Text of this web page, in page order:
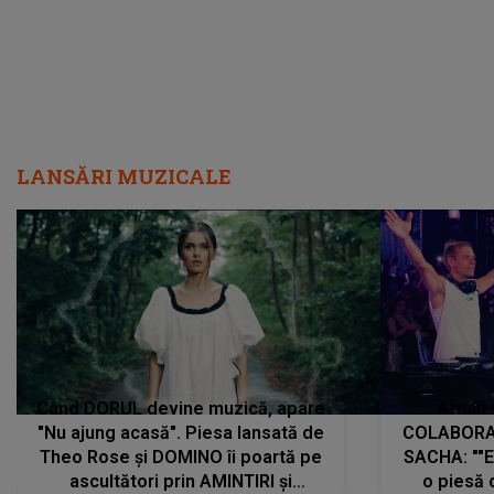
LANSĂRI MUZICALE
Când DORUL devine muzică, apare
"Nu ajung acasă". Piesa lansată de
Theo Rose și DOMINO îi poartă pe
ascultători prin AMINTIRI și
SACHA:
o piesă